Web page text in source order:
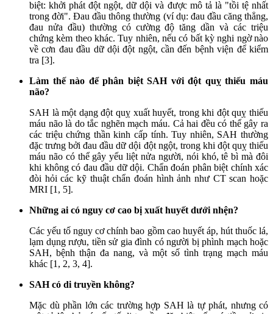
biệt: khởi phát đột ngột, dữ dội và được mô tả là "tồi tệ nhất
trong đời". Đau đầu thông thường (ví dụ: đau đầu căng thẳng,
đau nửa đầu) thường có cường độ tăng dần và các triệu
chứng kèm theo khác. Tuy nhiên, nếu có bất kỳ nghi ngờ nào
về cơn đau đầu dữ dội đột ngột, cần đến bệnh viện để kiểm
tra [3].
Làm thế nào để phân biệt SAH với đột quỵ thiếu máu
não?
SAH là một dạng đột quỵ xuất huyết, trong khi đột quỵ thiếu
máu não là do tắc nghẽn mạch máu. Cả hai đều có thể gây ra
các triệu chứng thần kinh cấp tính. Tuy nhiên, SAH thường
đặc trưng bởi đau đầu dữ dội đột ngột, trong khi đột quỵ thiếu
máu não có thể gây yếu liệt nửa người, nói khó, tê bì mà đôi
khi không có đau đầu dữ dội. Chẩn đoán phân biệt chính xác
đòi hỏi các kỹ thuật chẩn đoán hình ảnh như CT scan hoặc
MRI [1, 5].
Những ai có nguy cơ cao bị xuất huyết dưới nhện?
Các yếu tố nguy cơ chính bao gồm cao huyết áp, hút thuốc lá,
lạm dụng rượu, tiền sử gia đình có người bị phình mạch hoặc
SAH, bệnh thận đa nang, và một số tình trạng mạch máu
khác [1, 2, 3, 4].
SAH có di truyền không?
Mặc dù phần lớn các trường hợp SAH là tự phát, nhưng có